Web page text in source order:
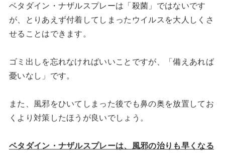
ベタダイン・ナザルスプレーは「殺菌」ではないです
が、とりあえず付着してしまったウイルスを大人しくさ
せることはできます。
ゴミ出しを忘れなければいいことですが、「備えあれば
憂いなし」です。
また、風邪をひいてしまった後でも鼻の奥を放置してお
くより対策したほうが良いでしょう。
ベタダイン・ナザルスプレーは、風邪の治りも早くなる